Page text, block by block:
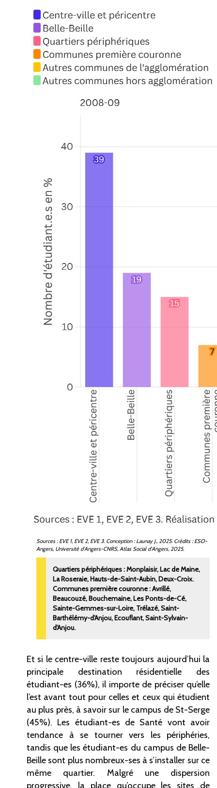
Sources : EVE 1, EVE 2, EVE 3. Conception : Launay J., 2025. Crédits : ESO-
Angers, Université d'Angers-CNRS, Atlas Social d'Angers, 2025.
Quartiers périphériques: Monplaisir, Lac de Maine,
La Roseraie, Hauts-de-Saint-Aubin, Deux-Croix.
Communes première couronne: Avrillé,
Beaucouzé, Bouchemaine, Les Ponts-de-Cé,
Sainte-Gemmes-sur-Loire, Trélazé, Saint-
Barthélémy-d'Anjou, Ecouflant, Saint-Sylvain-
d'Anjou.
Et si le centre-ville reste toujours aujourd’hui la
principale destination résidentielle des
étudiant-es (36%), il importe de préciser qu’elle
l’est avant tout pour celles et ceux qui étudient
au plus près, à savoir sur le campus de St-Serge
(45%). Les étudiant-es de Santé vont avoir
tendance à se tourner vers les périphéries,
tandis que les étudiant-es du campus de Belle-
Beille sont plus nombreux-ses à s’installer sur ce
même quartier. Malgré une dispersion
progressive, la place qu’occupe les sites de